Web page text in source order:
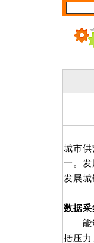
城市
一。
发展
数据采
能够
括压